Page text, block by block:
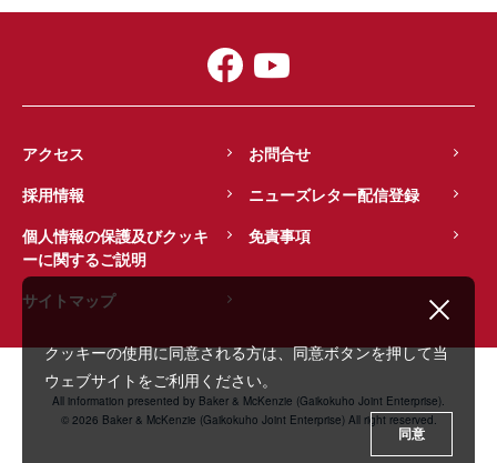
アクセス
お問合せ
採用情報
ニューズレター配信登録
個人情報の保護及びクッキ
ーに関するご説明
免責事項
サイトマップ
All information presented by Baker & McKenzie (Gaikokuho Joint Enterprise).
© 2026 Baker & McKenzie (Gaikokuho Joint Enterprise) All right reserved.
クッキーの使用に同意される方は、同意ボタンを押して当
ウェブサイトをご利用ください。
同意